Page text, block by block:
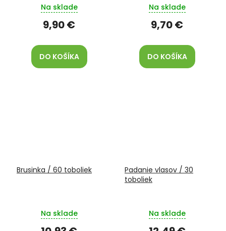
Na sklade
9,90 €
DO KOŠÍKA
Na sklade
9,70 €
DO KOŠÍKA
Brusinka / 60 toboliek
Na sklade
Padanie vlasov / 30
toboliek
Na sklade